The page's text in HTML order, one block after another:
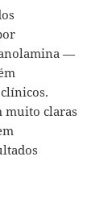
—
muito claras